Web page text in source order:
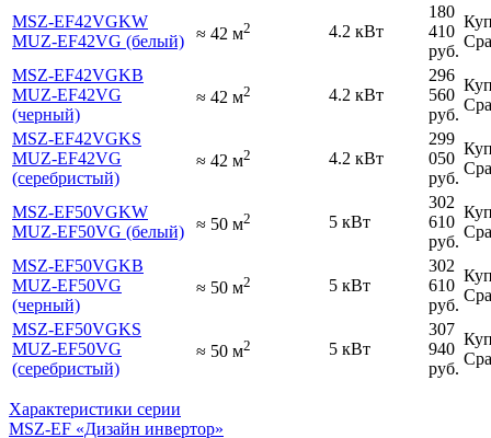
MSZ-EF42VGKW
MUZ-EF42VG (белый)
≈ 42 м2 4.2 кВт
180
410
руб.
MSZ-EF42VGKB
MUZ-EF42VG
(черный)
≈ 42 м2 4.2 кВт
296
560
руб.
MSZ-EF42VGKS
MUZ-EF42VG
(серебристый)
≈ 42 м2 4.2 кВт
299
050
руб.
MSZ-EF50VGKW
MUZ-EF50VG (белый)
≈ 50 м2 5 кВт
302
610
руб.
MSZ-EF50VGKB
MUZ-EF50VG
(черный)
≈ 50 м2 5 кВт
302
610
руб.
MSZ-EF50VGKS
MUZ-EF50VG
(серебристый)
≈ 50 м2 5 кВт
307
940
руб.
Характеристики серии
MSZ-EF «Дизайн инвертор»